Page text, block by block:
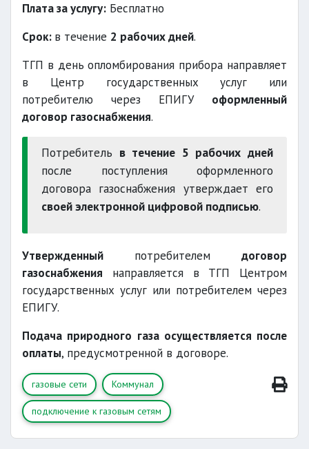
Плата за услугу: Бесплатно
Срок: в течение 2 рабочих дней.
ТГП в день опломбирования прибора направляет
в Центр государственных услуг или
потребителю через ЕПИГУ оформленный
договор газоснабжения.
Потребитель в течение 5 рабочих дней
после поступления оформленного
договора газоснабжения утверждает его
своей электронной цифровой подписью.
Утвержденный потребителем договор
газоснабжения направляется в ТГП Центром
государственных услуг или потребителем через
ЕПИГУ.
Подача природного газа осуществляется после
оплаты, предусмотренной в договоре.
газовые сети Коммунал
подключение к газовым сетям